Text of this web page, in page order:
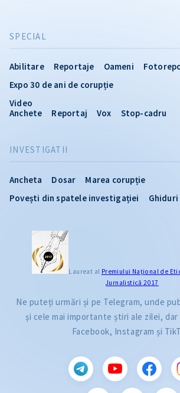
INVESTIGATII
Ancheta Dosar
Marea corupție
Povești din spatele investigației
SPECIAL
Abilitare Reportaje Oameni
Expo 30 de ani de corupție
Video
Anchete
Reportaj Vox Stop-cadru
Laureat al Premiului Naţional de
Jurnalistică 2017
Ne puteți urmări și pe Telegram, unde
și cele mai importante știri ale zilei, dar
Facebook, Instagram și